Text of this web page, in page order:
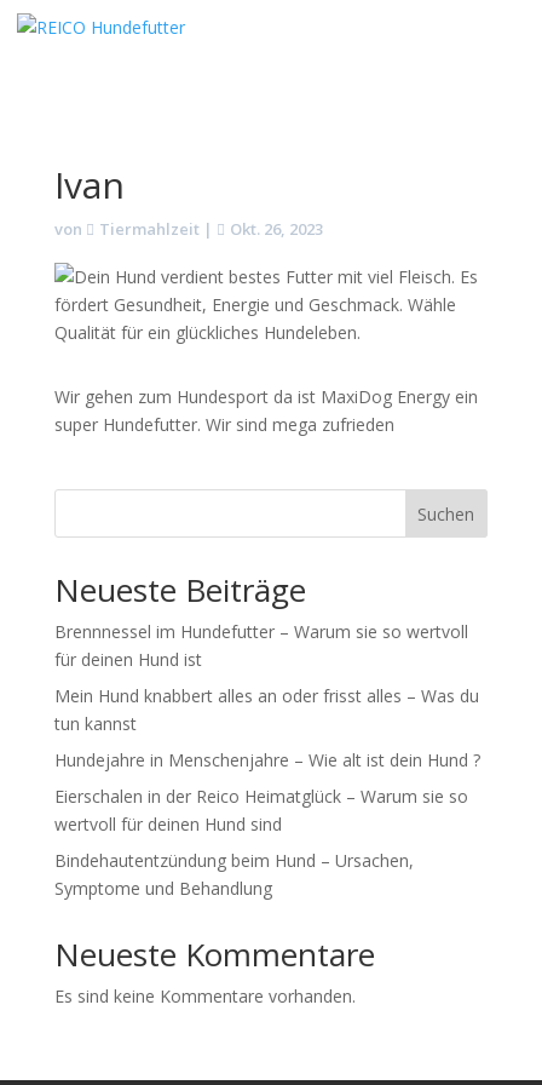
Ivan
von Tiermahlzeit| Okt. 26, 2023
Wir gehen zum Hundesport da ist MaxiDog Energy ein
super Hundefutter. Wir sind mega zufrieden
Suchen
Neueste Beiträge
Brennnessel im Hundefutter – Warum sie so wertvoll
für deinen Hund ist
Mein Hund knabbert alles an oder frisst alles – Was du
tun kannst
Hundejahre in Menschenjahre – Wie alt ist dein Hund ?
Eierschalen in der Reico Heimatglück – Warum sie so
wertvoll für deinen Hund sind
Bindehautentzündung beim Hund – Ursachen,
Symptome und Behandlung
Neueste Kommentare
Es sind keine Kommentare vorhanden.